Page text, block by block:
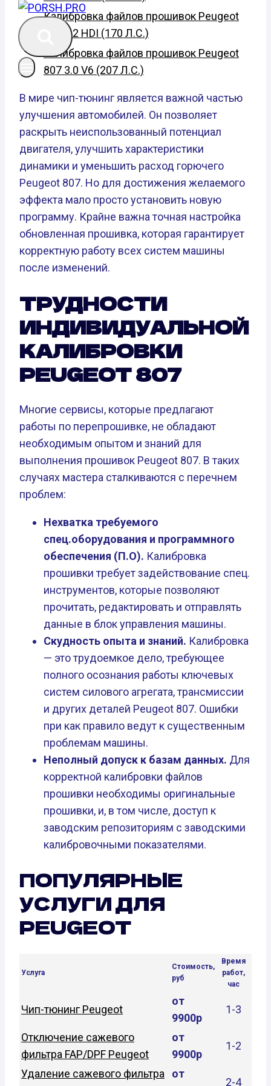
Калибровка файлов прошивок Peugeot
807 2.2 HDI (170 Л.С.)
Калибровка файлов прошивок Peugeot
807 3.0 V6 (207 Л.С.)
В мире чип-тюнинг является важной частью
улучшения автомобилей. Он позволяет
раскрыть неиспользованный потенциал
двигателя, улучшить характеристики
динамики и уменьшить расход горючего
Peugeot 807. Но для достижения желаемого
эффекта мало просто установить новую
программу. Крайне важна точная настройка
обновленная прошивка, которая гарантирует
корректную работу всех систем машины
после изменений.
ТРУДНОСТИ
ИНДИВИДУАЛЬНОЙ
КАЛИБРОВКИ
PEUGEOT 807
Многие сервисы, которые предлагают
работы по перепрошивке, не обладают
необходимым опытом и знаний для
выполнения прошивок Peugeot 807. В таких
случаях мастера сталкиваются с перечнем
проблем:
Нехватка требуемого
спец.оборудования и программного
обеспечения (П.О). Калибровка
прошивки требует задействование спец.
инструментов, которые позволяют
прочитать, редактировать и отправлять
данные в блок управления машины.
Скудность опыта и знаний. Калибровка
— это трудоемкое дело, требующее
полного осознания работы ключевых
систем силового агрегата, трансмиссии
и других деталей Peugeot 807. Ошибки
при как правило ведут к существенным
проблемам машины.
Неполный допуск к базам данных. Для
корректной калибровки файлов
прошивки необходимы оригинальные
прошивки, и, в том числе, доступ к
заводским репозиториям с заводскими
калибровочными показателями.
ПОПУЛЯРНЫЕ
УСЛУГИ ДЛЯ
PEUGEOT
Услуга
Стоимость,
руб
Время
работ,
час
Чип-тюнинг Peugeot
от
9900р
1-3
Отключение сажевого
фильтра FAP/DPF Peugeot
от
9900р
1-2
Удаление сажевого фильтра
от
2-4